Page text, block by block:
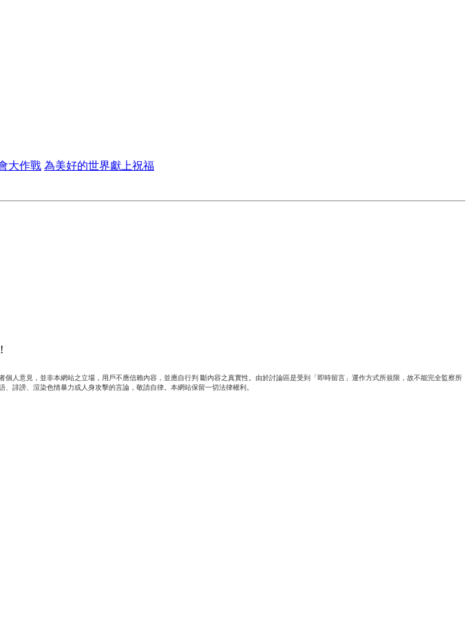
大作戰 為美好的世界獻上祝福
人意見，並非本網站之立場，用戶不應信賴內容，並應自行判 斷內容之真實性。由於討論區是受到「即時留言」運作方式所規限，故不能完全監察所
誹謗、渲染色情暴力或人身攻擊的言論，敬請自律。本網站保留一切法律權利。